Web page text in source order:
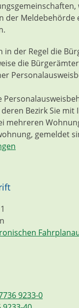
der Meldebehörde
in der Regel die
die
Bezirk Sie mit
mehreren
gemeldet
9233-0